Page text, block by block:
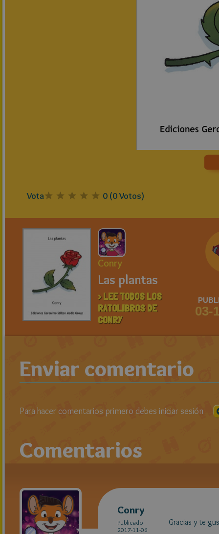
Vota 0 (0Votos)
Conry
Las plantas
> LEE TODOS LOS
RATOLIBROS DE
CONRY
03-
Enviar comentario
Para hacer comentarios primero debes iniciar sesión
Comentarios
Conry
Publicado
2017-11-06
Gracias y te